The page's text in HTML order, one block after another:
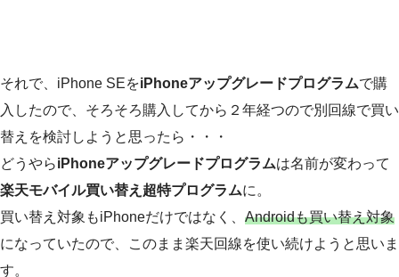
それで、iPhone SEをiPhoneアップグレードプログラムで購
入したので、そろそろ購入してから２年経つので別回線で買い
替えを検討しようと思ったら・・・
どうやらiPhoneアップグレードプログラムは名前が変わって
楽天モバイル買い替え超特プログラムに。
買い替え対象もiPhoneだけではなく、 Androidも買い替え対象
になっていたので、このまま楽天回線を使い続けようと思いま
す。